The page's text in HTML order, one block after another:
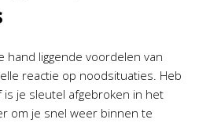
hand liggende voordelen van
reactie op noodsituaties. Heb
je sleutel afgebroken in het
om je snel weer binnen te